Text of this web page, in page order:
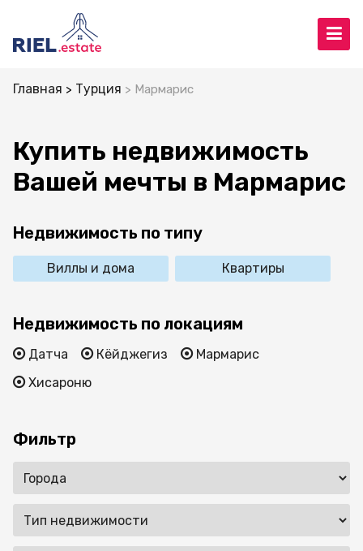
Главная Турция Мармарис
Купить недвижимость
Вашей мечты в Мармарис
Недвижимость по типу
Виллы и дома Квартиры
Недвижимость по локациям
Датча Кёйджегиз
Мармарис
Хисароню
Фильтр